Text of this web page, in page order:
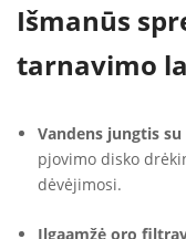
Išmanūs
tarnavimo
Vandens jungtis
pjovimo disko
dėvėjimosi.
Ilgaamžė oro